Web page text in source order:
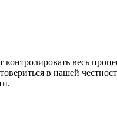
контролировать весь
в нашей